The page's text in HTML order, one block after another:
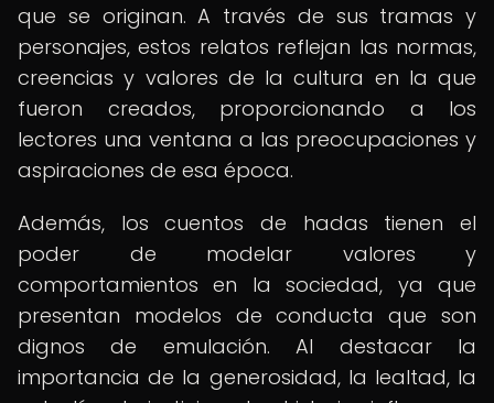
que se originan. A través de sus tramas y
personajes, estos relatos reflejan las normas,
creencias y valores de la cultura en la que
fueron creados, proporcionando a los
lectores una ventana a las preocupaciones y
aspiraciones de esa época.
Además, los cuentos de hadas tienen el
poder de modelar valores y
comportamientos en la sociedad, ya que
presentan modelos de conducta que son
dignos de emulación. Al destacar la
importancia de la generosidad, la lealtad, la